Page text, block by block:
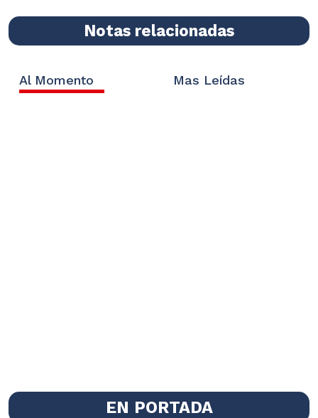
Notas relacionadas
Al Momento Mas Leídas
EN PORTADA